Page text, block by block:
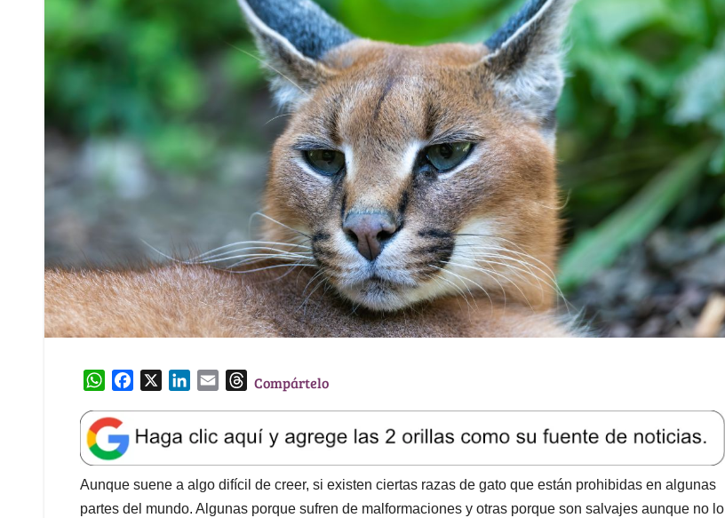
W
a
t
s
A
p
e
b
o
o
k
e
d
I
l
T
e
a
d
s
Compártelo
Aunque suene a algo difícil de creer, si existen ciertas razas de gato que están prohibidas en algunas
partes del mundo. Algunas porque sufren de malformaciones y otras porque son salvajes aunque no lo